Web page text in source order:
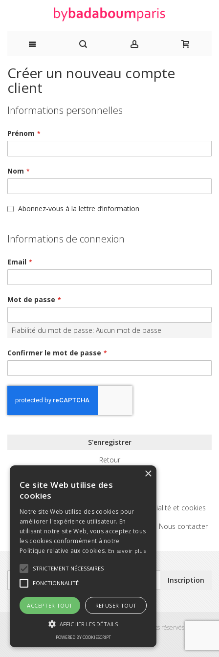
au
Créer un nouveau compte
client
Informations personnelles
Prénom
Nom
Abonnez-vous à la lettre d’information
Informations de connexion
Email
Mot de passe
Fiabilité du mot de passe: Aucun mot de passe
Confirmer le mot de passe
S'enregistrer
Retour
Termes de recherche
Politique de confidentialité et cookies
Recherche Avancée
Commandes et retours Nous contacter
Inscription
lettre
d’information
Inscription
Copyright © 2024 - Badaboum Paris - Tous droits réservés.
×
Ce site Web utilise des
cookies
Notre site Web utilise des cookies pour
améliorer l'expérience utilisateur. En
utilisant notre site Web, vous acceptez tous
les cookies conformément à notre
Politique relative aux cookies. En savoir plus
STRICTEMENT NÉCESSAIRES
FONCTIONNALITÉ
ACCEPTER TOUT REFUSER TOUT
AFFICHER LES DÉTAILS
POWERED BY COOKIESCRIPT